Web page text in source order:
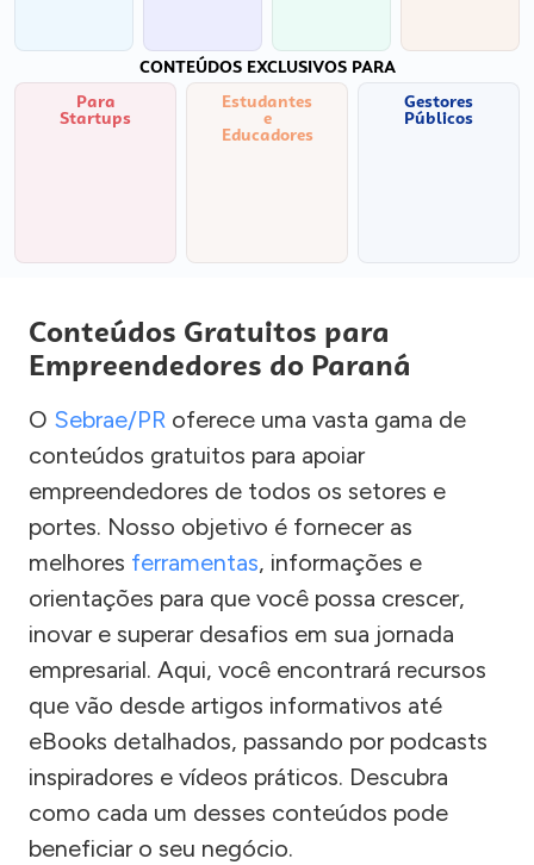
CONTEÚDOS EXCLUSIVOS PARA
Para
Startups
Estudantes
e
Educadores
Gestores
Públicos
Conteúdos Gratuitos para
Empreendedores do Paraná
O Sebrae/PR oferece uma vasta gama de
conteúdos gratuitos para apoiar
empreendedores de todos os setores e
portes. Nosso objetivo é fornecer as
melhores ferramentas, informações e
orientações para que você possa crescer,
inovar e superar desafios em sua jornada
empresarial. Aqui, você encontrará recursos
que vão desde artigos informativos até
eBooks detalhados, passando por podcasts
inspiradores e vídeos práticos. Descubra
como cada um desses conteúdos pode
beneficiar o seu negócio.